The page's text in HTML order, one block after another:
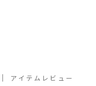
アイテムレビュー